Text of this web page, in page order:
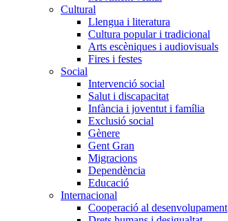
Cultural
Llengua i literatura
Cultura popular i tradicional
Arts escèniques i audiovisuals
Fires i festes
Social
Intervenció social
Salut i discapacitat
Infància i joventut i família
Exclusió social
Gènere
Gent Gran
Migracions
Dependència
Educació
Internacional
Cooperació al desenvolupament